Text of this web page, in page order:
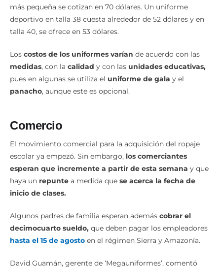
más pequeña se cotizan en 70 dólares. Un uniforme
deportivo en talla 38 cuesta alrededor de 52 dólares y en
talla 40, se ofrece en 53 dólares.
Los costos de los uniformes varían de acuerdo con las
medidas, con la calidad y con las unidades educativas,
pues en algunas se utiliza el uniforme de gala y el
panacho, aunque este es opcional.
Comercio
El movimiento comercial para la adquisición del ropaje
escolar ya empezó. Sin embargo, los comerciantes
esperan que incremente a partir de esta semana y que
haya un repunte a medida que se acerca la fecha de
inicio de clases.
Algunos padres de familia esperan además cobrar el
decimocuarto sueldo, que deben pagar los empleadores
hasta el 15 de agosto en el régimen Sierra y Amazonía.
David Guamán, gerente de ‘Megauniformes’, comentó